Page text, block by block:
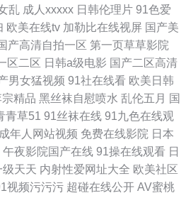
乱 成人xxxxx 日韩伦理片 91色爱
欧美在线tv 加勒比在线视屏 国产美
产高清自拍一区 第一页草草影院
区二区 日韩a级电影 国产二区高清
男女猛视频 91社在线看 欧美日韩
精品 黑丝袜自慰喷水 乱伦五月 国
青草51 91丝袜在线 91九色在线观
成年人网站视频 免费在线影院 日本
午夜影院国产在线 91操在线观看 日
级天天 内射性爱网址大全 欧美社区
视频污污污 超碰在线公开 AV蜜桃